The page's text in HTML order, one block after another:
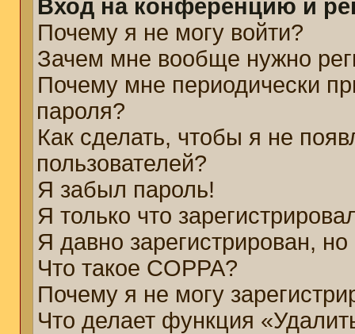
Вход на конференцию и
Почему я не могу войти?
Зачем мне вообще нужно
Почему мне периодически
пароля?
Как сделать, чтобы я не
пользователей?
Я забыл пароль!
Я только что
Я давно зарегистрирован,
Что такое COPPA?
Почему я не могу
Что делает функция